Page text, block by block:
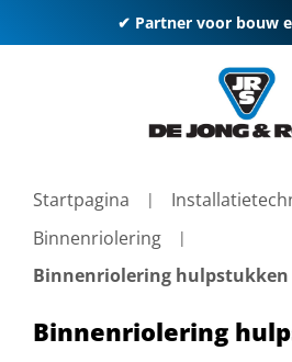
✔ Partner voor bouw
Startpagina
Binnenriolering
Binnenriolering hulpstukken
Binnenriolering